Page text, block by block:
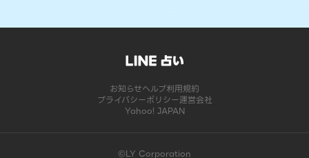
お知らせヘルプ利用規約
プライバシーポリシー運営会社
Yahoo! JAPAN
©LY Corporation